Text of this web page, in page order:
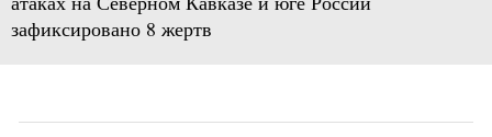
зафиксировано 8 жертв